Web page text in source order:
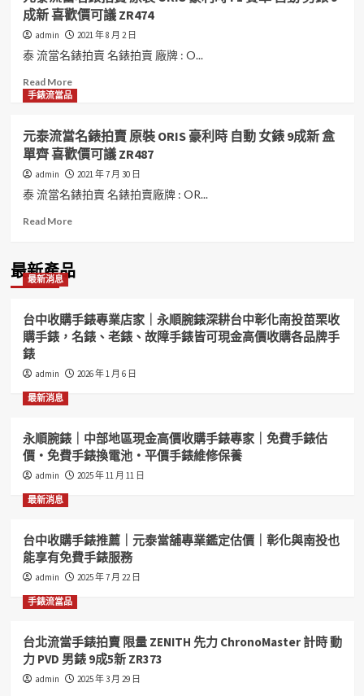
成新 喜歡價可議 ZR474
admin 2021 年 8 月 2 日
泰 流當名錶拍賣 名錶拍賣 廠牌 : O...
Read MoreRead
more
元
泰
流
當
名
錶
拍
裝
ORIS
利
時
F1
車
錶
9
新
可
議
ZR474
手錶流當品
元泰流當名錶拍賣 原裝 ORIS 豪利時 自動 女錶 9成新 盒
單齊 喜歡價可議 ZR487
admin 2021 年 7 月 30 日
泰 流當名錶拍賣 名錶拍賣廠牌 : OR...
Read MoreRead
元
泰
當
名
錶
賣
豪
利
自
9
成
新
單
喜
歡
價
可
最新產品
最新消息
台中收購手錶專業店家｜永順腕錶深耕台中彰化南投苗栗收
購手錶，名錶、老錶、故障手錶皆可現金高價收購各品牌手
錶
admin 2026 年 1 月 6 日
最新消息
永順腕錶｜中部地區現金高價收購手錶專家｜免費手錶估
價・免費手錶換電池・平價手錶維修保養
admin 2025 年 11 月 11 日
最新消息
台中收購手錶推薦｜元泰當舖專業鑑定估價｜彰化與南投也
能享有免費手錶服務
admin 2025 年 7 月 22 日
手錶流當品
台北流當手錶拍賣 限量 ZENITH 先力 ChronoMaster 計時 動
力 PVD 男錶 9成5新 ZR373
admin 2025 年 3 月 29 日